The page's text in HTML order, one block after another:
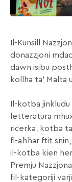
Il-Kunsill
donazzjoni
dawn isibu
kollha ta’ Malta
Il-kotba jinkludu
letteratura
riċerka, kotba
fl-aħħar ftit
il-kotba kien
Premju
fil-kategoriji